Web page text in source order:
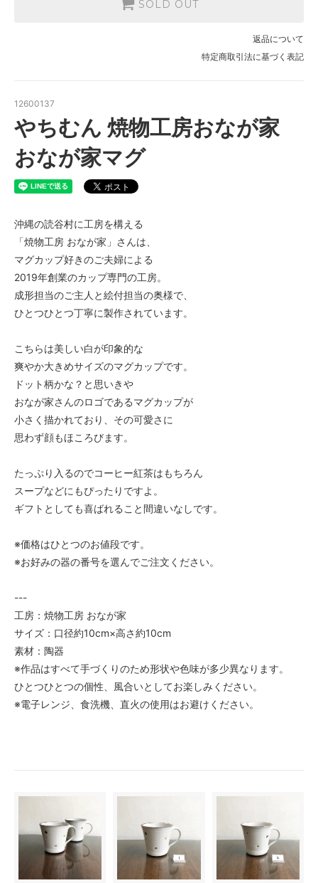
SOLD OUT
返品について
特定商取引法に基づく表記
12600137
やちむん 焼物工房おなが家
おなが家マグ
沖縄の読谷村に工房を構える
「焼物工房 おなが家」さんは、
マグカップ好きのご夫婦による
2019年創業のカップ専門の工房。
成形担当のご主人と絵付担当の奥様で、
ひとつひとつ丁寧に製作されています。
こちらは美しい白が印象的な
爽やか大きめサイズのマグカップです。
ドット柄かな？と思いきや
おなが家さんのロゴであるマグカップが
小さく描かれており、その可愛さに
思わず顔もほころびます。
たっぷり入るのでコーヒー紅茶はもちろん
スープなどにもぴったりですよ。
ギフトとしても喜ばれること間違いなしです。
※価格はひとつのお値段です。
※お好みの器の番号を選んでご注文ください。
---
工房：焼物工房 おなが家
サイズ：口径約10cm×高さ約10cm
素材：陶器
※作品はすべて手づくりのため形状や色味が多少異なります。
ひとつひとつの個性、風合いとしてお楽しみください。
※電子レンジ、食洗機、直火の使用はお避けください。